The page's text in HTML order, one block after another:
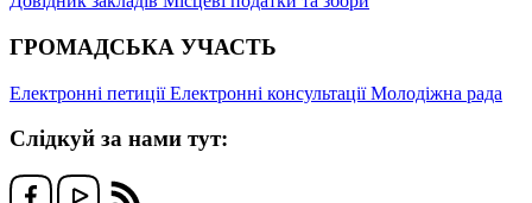
ГРОМАДСЬКА УЧАСТЬ
Електронні петиціїЕлектронні консультаціїМолодіжна рада
Слідкуй за нами тут: